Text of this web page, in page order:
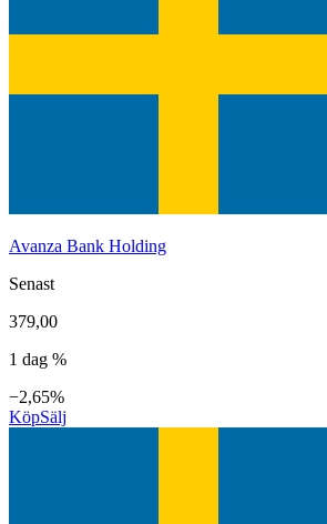
Avanza Bank Holding
Senast
379,00
1 dag %
−2,65%
KöpSälj